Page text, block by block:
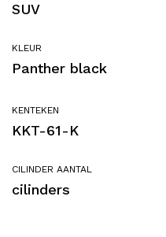
SUV
KLEUR
Panther black
KENTEKEN
KKT-61-K
CILINDER AANTAL
cilinders